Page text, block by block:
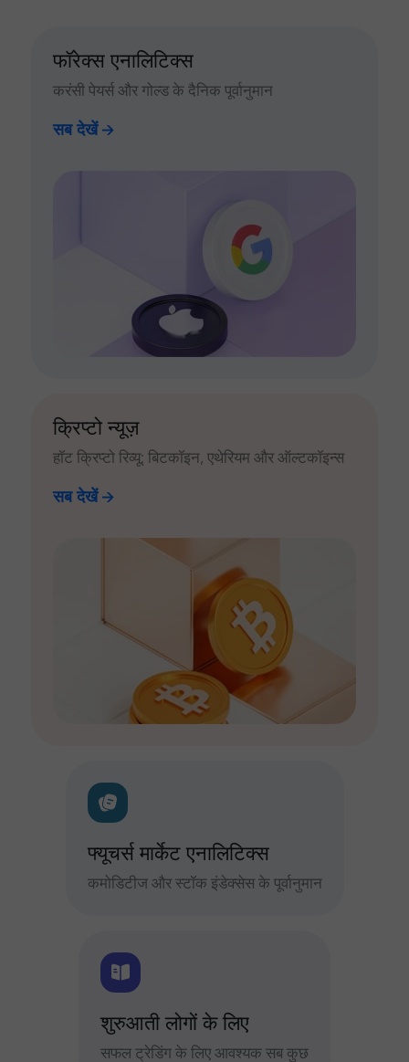
फॉरेक्स एनालिटिक्स
करंसी पेयर्स और गोल्ड के दैनिक पूर्वानुमान
सब देखें
क्रिप्टो न्यूज़
हॉट क्रिप्टो रिव्यू: बिटकॉइन, एथेरियम और ऑल्टकॉइन्स
सब देखें
फ्यूचर्स मार्केट एनालिटिक्स
कमोडिटीज और स्टॉक इंडेक्सेस के पूर्वानुमान
शुरुआती लोगों के लिए
सफल ट्रेडिंग के लिए आवश्यक सब कुछ